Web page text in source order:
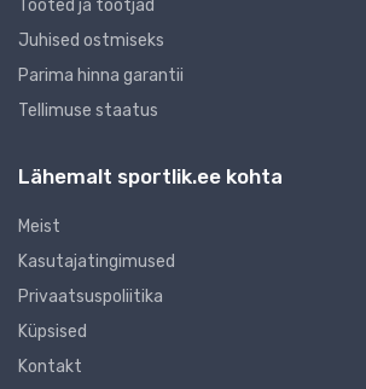
Tooted ja tootjad
Juhised ostmiseks
Parima hinna garantii
Tellimuse staatus
Lähemalt sportlik.ee kohta
Meist
Kasutajatingimused
Privaatsuspoliitika
Küpsised
Kontakt